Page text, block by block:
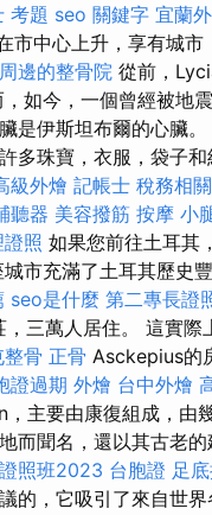
考題 seo 關鍵字 宜蘭
市中心上升，享有城
邊的整骨院 從前，
，如今，一個曾經被地
是伊斯坦布爾的心臟。
多珠寶，衣服，袋子和
級外燴 記帳士 稅務相
聽器 美容撥筋 按摩 小
照 如果您前往土耳其
市充滿了土耳其歷史
seo是什麼 第二專長證
三萬人居住。 這實際
骨 正骨 Asckepius的
證過期 外燴 台中外燴
主要由康復組成，由
而聞名，還以其古老
照班2023 台胞證 足
的，它吸引了來自世界